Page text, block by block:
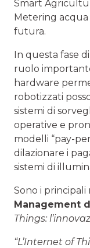
Smart
Metering acqua
futura.
In questa fase
ruolo
hardware
robotizzati
sistemi di
operative e
modelli “pay-
dilazionare i
sistemi di
Sono i
Management
Things:
“L’Internet of